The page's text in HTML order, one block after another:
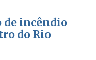
incêndio
do Rio